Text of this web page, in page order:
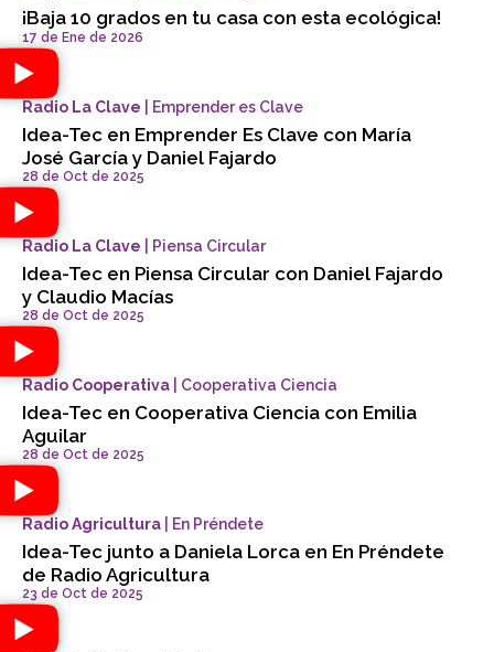
¡Baja 10 grados en tu casa con esta ecológica!
17 de Ene de 2026
Radio La Clave | Emprender es Clave
Idea-Tec en Emprender Es Clave con María
José García y Daniel Fajardo
28 de Oct de 2025
Radio La Clave | Piensa Circular
Idea-Tec en Piensa Circular con Daniel Fajardo
y Claudio Macías
28 de Oct de 2025
Radio Cooperativa | Cooperativa Ciencia
Idea-Tec en Cooperativa Ciencia con Emilia
Aguilar
28 de Oct de 2025
Radio Agricultura | En Préndete
Idea-Tec junto a Daniela Lorca en En Préndete
de Radio Agricultura
23 de Oct de 2025